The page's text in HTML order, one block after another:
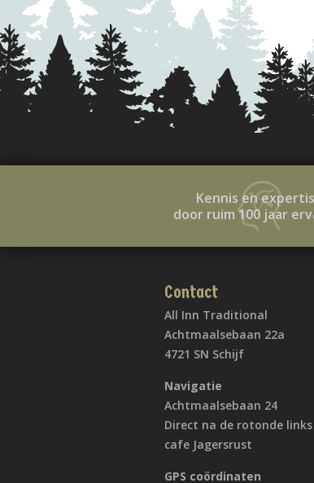
Kennis en
door ruim 100 jaar
Contact
All Inn Traditional
Achtmaalsebaan 22a
4721 SN Schijf
Navigatie
Achtmaalsebaan 24
Direct na de rotonde
cafe Jagersrust
GPS coördinaten